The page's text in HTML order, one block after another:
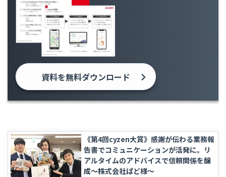
資料を無料ダウンロード
《第4回cyzen大賞》感謝が伝わる業務報
告書でコミュニケーションが活発に。リ
アルタイムのアドバイスで信頼関係を醸
成〜株式会社ぱど様〜